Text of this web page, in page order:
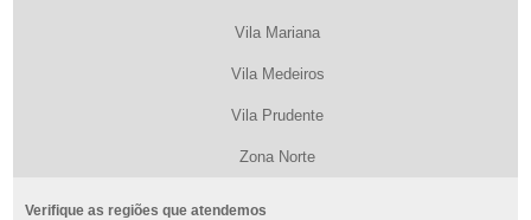
Vila Mariana
Vila Medeiros
Vila Prudente
Zona Norte
Verifique as regiões que atendemos